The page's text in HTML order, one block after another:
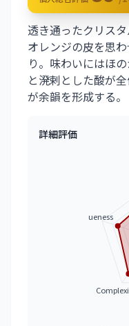
透き通ったクリス
オレンジの皮を思
り。味わいにはほ
と溌剌とした酸が
が余韻を形成する。
詳細評価
Uniqueness